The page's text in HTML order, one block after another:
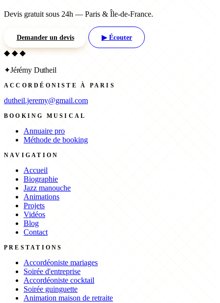
Devis gratuit sous 24h — Paris & Île-de-France.
Demander un devis ▶ Écouter
◆ ◆ ◆
✦Jérémy Dutheil
ACCORDÉONISTE À PARIS
dutheil.jeremy@gmail.com
BOOKING MUSICAL
Annuaire pro
Méthode de booking
NAVIGATION
Accueil
Biographie
Jazz manouche
Animations
Projets
Vidéos
Blog
Contact
PRESTATIONS
Accordéoniste mariages
Soirée d'entreprise
Accordéoniste cocktail
Soirée guinguette
Animation maison de retraite